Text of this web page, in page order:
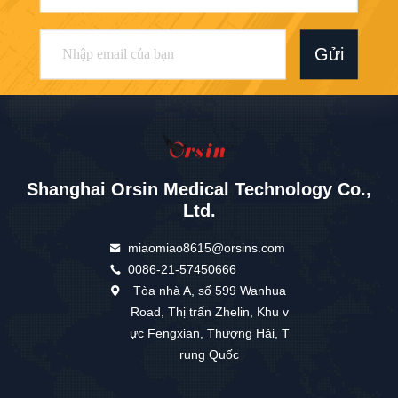
Gửi
Shanghai Orsin Medical Technology Co.,
Ltd.
miaomiao8615@orsins.com
0086-21-57450666
Tòa nhà A, số 599 Wanhua
Road, Thị trấn Zhelin, Khu v
ực Fengxian, Thượng Hải, T
rung Quốc